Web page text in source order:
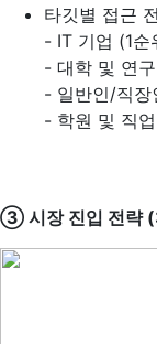
타깃별 접근
- IT 기업 (1순
- 대학 및 연
- 일반인/직장
- 학원 및 직
③ 시장 진입 전략